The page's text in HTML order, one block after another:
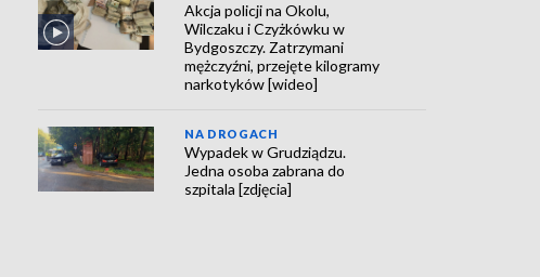
Akcja policji na Okolu,
Wilczaku i Czyżkówku w
Bydgoszczy. Zatrzymani
mężczyźni, przejęte kilogramy
narkotyków [wideo]
NA DROGACH
Wypadek w Grudziądzu.
Jedna osoba zabrana do
szpitala [zdjęcia]